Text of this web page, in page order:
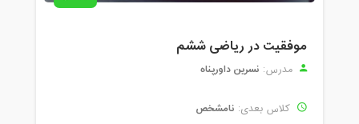
موفقیت در ریاضی ششم
مدرس: نسرین داورپناه
کلاس بعدی: نامشخص